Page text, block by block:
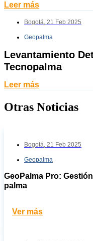
Leer más
Bogotá, 21 Feb 2025
Geopalma
Levantamiento
Tecnopalma
Leer más
Otras Noticias
Bogotá, 21 Feb 2025
Geopalma
GeoPalma Pro:
palma
Ver más